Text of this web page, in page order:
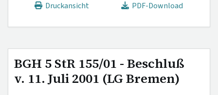
Druckansicht
PDF-Download
BGH 5 StR 155/01 - Beschluß
v. 11. Juli 2001 (LG Bremen)